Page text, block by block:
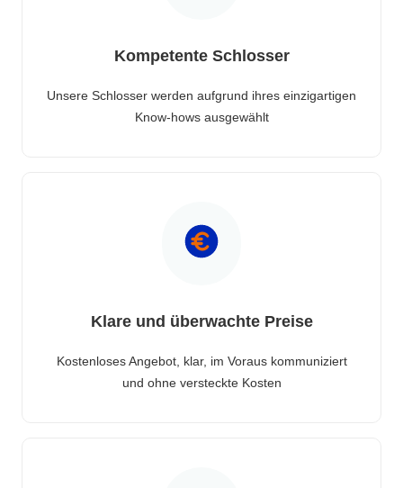
Kompetente Schlosser
Unsere Schlosser werden aufgrund ihres einzigartigen
Know-hows ausgewählt
Klare und überwachte Preise
Kostenloses Angebot, klar, im Voraus kommuniziert
und ohne versteckte Kosten